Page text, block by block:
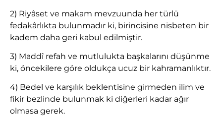
2) Riyâset ve makam mevzuunda her türlü
fedakârlıkta bulunmadır ki, birincisine nisbeten bir
kadem daha geri kabul edilmiştir.
3) Maddî refah ve mutlulukta başkalarını düşünme
ki, öncekilere göre oldukça ucuz bir kahramanlıktır.
4) Bedel ve karşılık beklentisine girmeden ilim ve
fikir bezlinde bulunmak ki diğerleri kadar ağır
olmasa gerek.